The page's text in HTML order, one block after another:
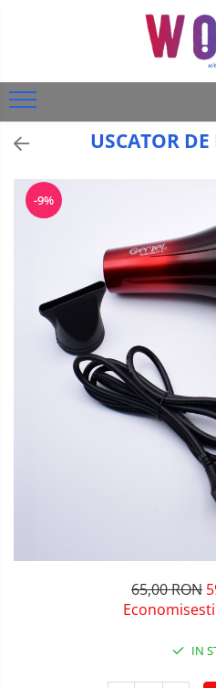
Audio-Video & Foto
Femei
Auto
USCATOR
-9%
65,00 RON
IN